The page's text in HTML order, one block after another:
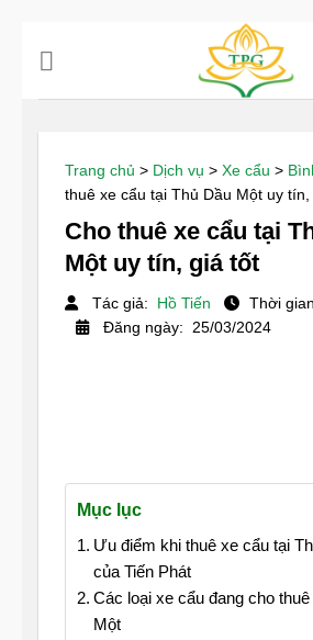
Trang chủ > Dịch vụ > Xe cẩu >
thuê xe cẩu tại Thủ Dầu Một uy
Cho thuê xe cẩu tại
Một uy tín, giá tốt
Tác giả: Hồ Tiến
Thời
Đăng ngày: 25/03/2024
Mục lục
Ưu điểm khi thuê xe cẩu tại
của Tiến Phát
Các loại xe cẩu đang cho
Một